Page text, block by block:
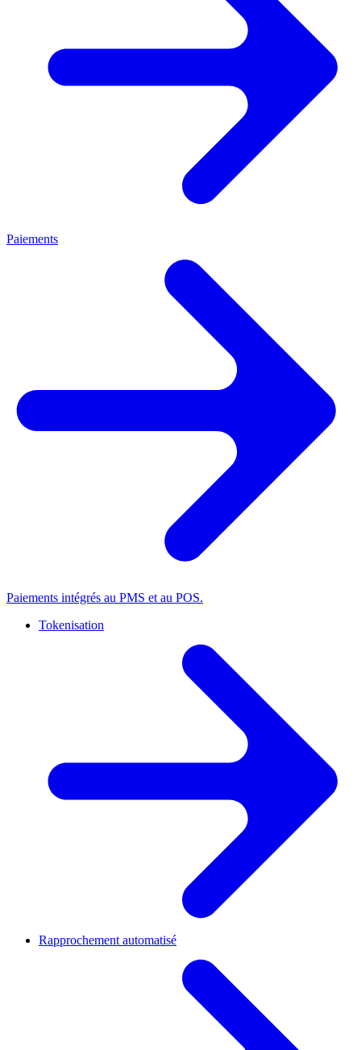
Paiements
Paiements intégrés au PMS et au POS.
Tokenisation
Rapprochement automatisé